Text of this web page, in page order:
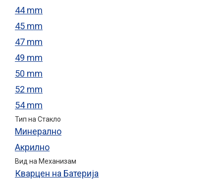
44 mm
45 mm
47 mm
49 mm
50 mm
52 mm
54 mm
Тип на Стакло
Минерално
Акрилно
Вид на Механизам
Кварцен на Батерија